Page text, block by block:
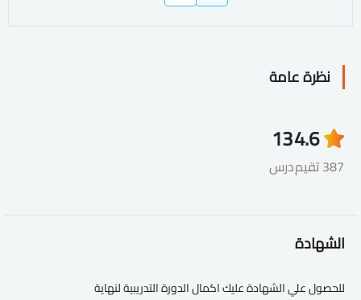
نظرة عامة
4.6
387 تقيم
13
درس
الشهادة
للحصول علي الشهادة عليك اكمال الدورة التدريبية لنهاية